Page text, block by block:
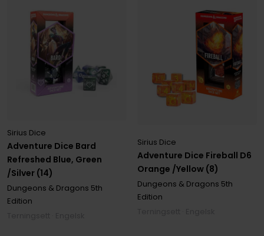
Adventure Dice Bard
Refreshed Blue, Green
/Silver (14)
Sirius Dice
Dungeons & Dragons 5th
Edition
Adventure Dice Fireball D6
Orange /Yellow (8)
Sirius Dice
Dungeons & Dragons 5th
Edition